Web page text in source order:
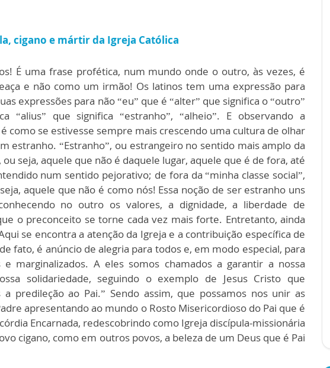
cigano e mártir da Igreja Católica
É uma frase profética, num mundo onde o outro, às vezes, é
e não como um irmão! Os latinos tem uma expressão para
expressões para não “eu” que é “alter” que significa o “outro”
“alius” que significa “estranho”, “alheio”. E observando a
como se estivesse sempre mais crescendo uma cultura de olhar
estranho. “Estranho”, ou estrangeiro no sentido mais amplo da
seja, aquele que não é daquele lugar, aquele que é de fora, até
num sentido pejorativo; de fora da “minha classe social”,
aquele que não é como nós! Essa noção de ser estranho uns
no outro os valores, a dignidade, a liberdade de
o preconceito se torne cada vez mais forte. Entretanto, ainda
se encontra a atenção da Igreja e a contribuição específica de
fato, é anúncio de alegria para todos e, em modo especial, para
e marginalizados. A eles somos chamados a garantir a nossa
solidariedade, seguindo o exemplo de Jesus Cristo que
predileção ao Pai.” Sendo assim, que possamos nos unir as
apresentando ao mundo o Rosto Misericordioso do Pai que é
Encarnada, redescobrindo como Igreja discípula-missionária
cigano, como em outros povos, a beleza de um Deus que é Pai